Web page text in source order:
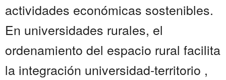
actividades económicas sostenibles.
En universidades rurales, el
ordenamiento del espacio rural facilita
la integración universidad-territorio ,